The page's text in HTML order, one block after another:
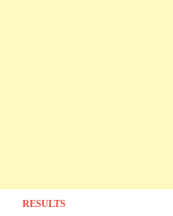
RESULTS